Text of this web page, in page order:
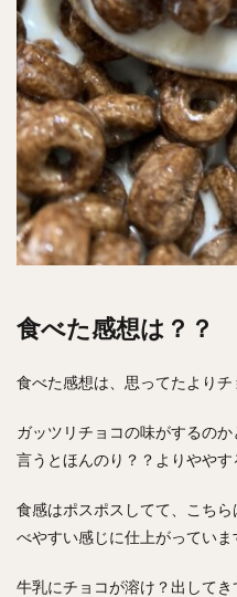
食べた感想は？？
食べた感想は、思ってたよりチ
ガッツリチョコの味がするの
言うとほんのり？？よりややす
食感はポスポスしてて、こち
べやすい感じに仕上がっていま
牛乳にチョコが溶け？出して